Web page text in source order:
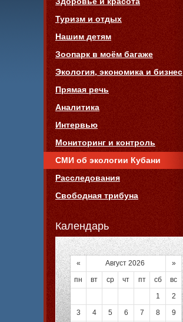
Туризм и отдых
Нашим детям
Зоопарк в моём багаже
Экология, экономика и бизнес
Прямая речь
Аналитика
Интервью
Мониторинг и контроль
СМИ об экологии Кубани
Расследования
Свободная трибуна
Календарь
« Август 2026
»
пн
вт ср чт пт сб
вс
1
2
3
4 5 6 7 8
9